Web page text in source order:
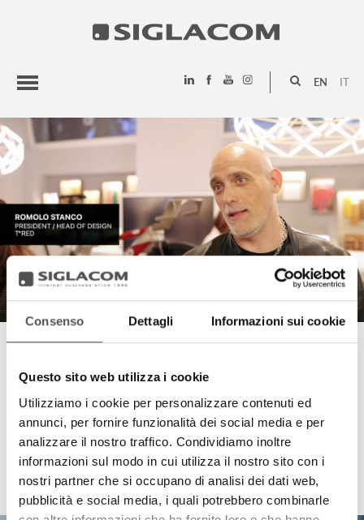
Consenso Dettagli Informazioni sui cookie
Questo sito web utilizza i cookie
Utilizziamo i cookie per personalizzare contenuti ed
annunci, per fornire funzionalità dei social media e per
analizzare il nostro traffico. Condividiamo inoltre
informazioni sul modo in cui utilizza il nostro sito con i
nostri partner che si occupano di analisi dei dati web,
pubblicità e social media, i quali potrebbero combinarle
EN
PROJECTS
SIGLACOM
HIGHLIGHTS